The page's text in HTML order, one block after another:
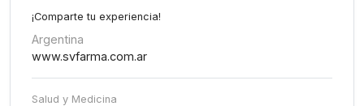
¡Comparte tu experiencia!
Argentina
www.svfarma.com.ar
Salud y Medicina